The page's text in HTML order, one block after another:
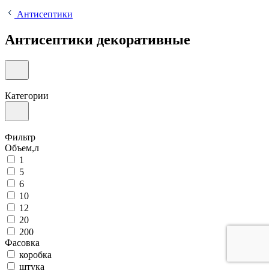
Антисептики
Антисептики декоративные
Категории
Фильтр
Объем,л
1
5
6
10
12
20
200
Фасовка
коробка
штука